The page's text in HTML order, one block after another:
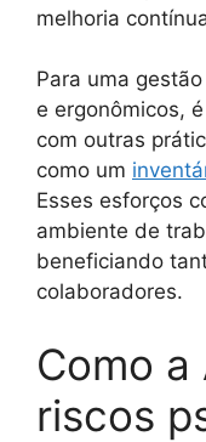
melhoria
Para uma
e ergonômicos,
com outras
como um
Esses esforços
ambiente de
beneficiando
colaboradores.
Como a
riscos